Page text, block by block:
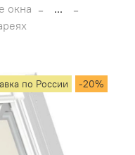
окна
...
по России -20%